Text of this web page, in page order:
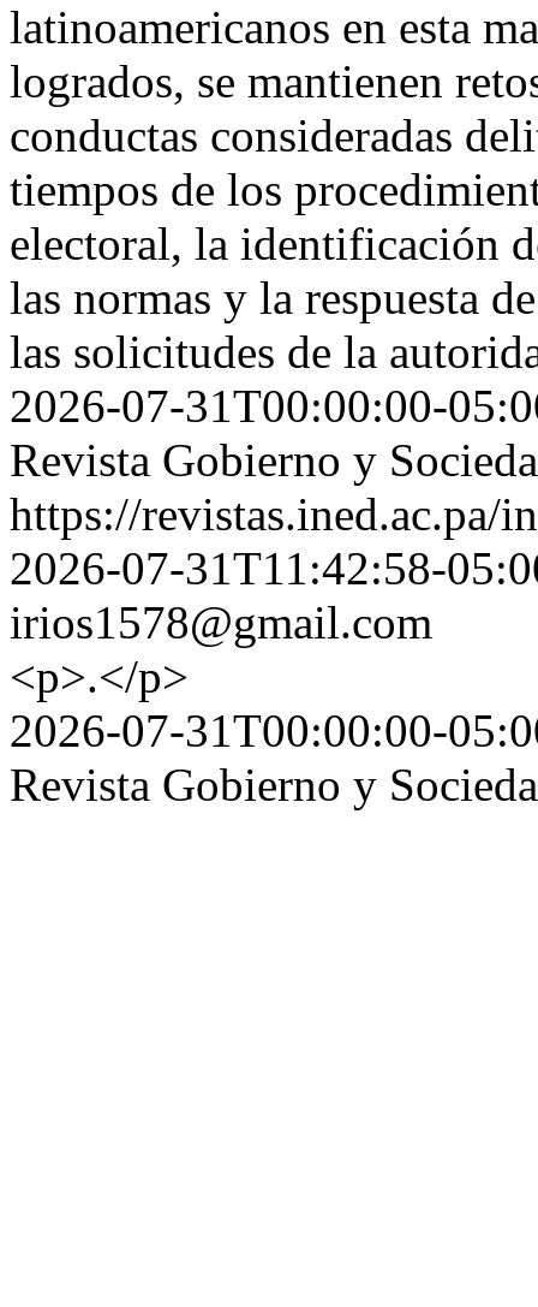
latinoamericanos en esta
logrados, se mantienen
conductas consideradas
tiempos de los
electoral, la identificación
las normas y la respuesta
las solicitudes de la
2026-07-31T00:00:00-
Revista Gobierno y
https://revistas.ined.ac.pa/
2026-07-31T11:42:58-
irios1578@gmail.com
<p>.</p>
2026-07-31T00:00:00-
Revista Gobierno y